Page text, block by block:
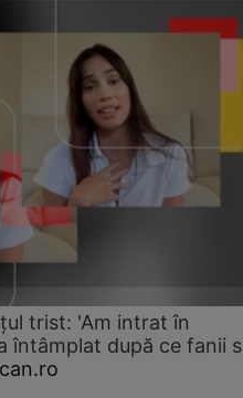
trist: 'Am intrat în
întâmplat după ce fanii